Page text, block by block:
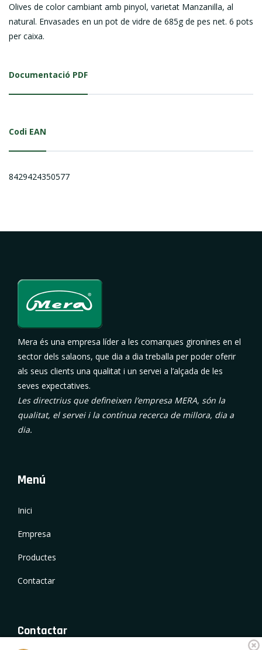
Olives de color cambiant amb pinyol, varietat Manzanilla, al
natural. Envasades en un pot de vidre de 685g de pes net. 6 pots
per caixa.
Documentació PDF
Codi EAN
8429424350577
Mera és una empresa líder a les comarques gironines en el
sector dels salaons, que dia a dia treballa per poder oferir
als seus clients una qualitat i un servei a l’alçada de les
seves expectatives.
Les directrius que defineixen l’empresa MERA, són la
qualitat, el servei i la contínua recerca de millora, dia a
dia.
Menú
Inici
Empresa
Productes
Contactar
Contactar